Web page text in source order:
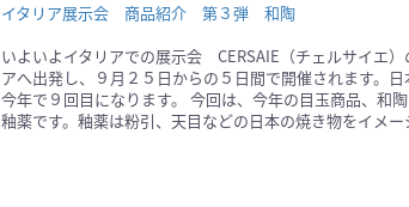
イタリア展示会 商品紹介 第３弾 和陶
いよいよイタリアでの展示会 CERSAIE（チェルサイエ
アへ出発し、９月２５日からの５日間で開催されます。
今年で９回目になります。 今回は、今年の目玉商品、和
釉薬です。釉薬は粉引、天目などの日本の焼き物をイメ